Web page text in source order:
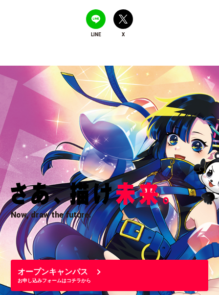
LINE X
Now, draw the future.
オープンキャンパス
お申し込みフォームはコチラから